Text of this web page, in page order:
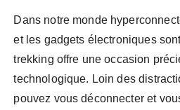
Dans notre monde
et les gadgets électroniques
trekking offre une occasion
technologique. Loin des
pouvez vous déconnecter et